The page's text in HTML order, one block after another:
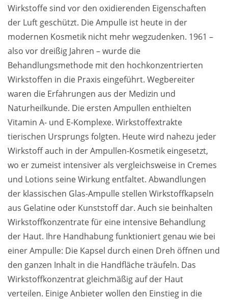
Wirkstoffe sind vor den oxidierenden Eigenschaften
der Luft geschützt. Die Ampulle ist heute in der
modernen Kosmetik nicht mehr wegzudenken. 1961 –
also vor dreißig Jahren – wurde die
Behandlungsmethode mit den hochkonzentrierten
Wirkstoffen in die Praxis eingeführt. Wegbereiter
waren die Erfahrungen aus der Medizin und
Naturheilkunde. Die ersten Ampullen enthielten
Vitamin A- und E-Komplexe. Wirkstoffextrakte
tierischen Ursprungs folgten. Heute wird nahezu jeder
Wirkstoff auch in der Ampullen-Kosmetik eingesetzt,
wo er zumeist intensiver als vergleichsweise in Cremes
und Lotions seine Wirkung entfaltet. Abwandlungen
der klassischen Glas-Ampulle stellen Wirkstoffkapseln
aus Gelatine oder Kunststoff dar. Auch sie beinhalten
Wirkstoffkonzentrate für eine intensive Behandlung
der Haut. Ihre Handhabung funktioniert genau wie bei
einer Ampulle: Die Kapsel durch einen Dreh öffnen und
den ganzen Inhalt in die Handfläche träufeln. Das
Wirkstoffkonzentrat gleichmäßig auf der Haut
verteilen. Einige Anbieter wollen den Einstieg in die